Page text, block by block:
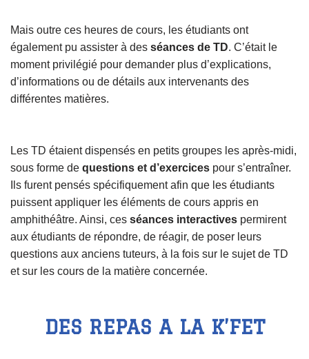
Mais outre ces heures de cours, les étudiants ont
également pu assister à des séances de TD. C’était le
moment privilégié pour demander plus d’explications,
d’informations ou de détails aux intervenants des
différentes matières.
Les TD étaient dispensés en petits groupes les après-midi,
sous forme de questions et d’exercices pour s’entraîner.
Ils furent pensés spécifiquement afin que les étudiants
puissent appliquer les éléments de cours appris en
amphithéâtre. Ainsi, ces séances interactives permirent
aux étudiants de répondre, de réagir, de poser leurs
questions aux anciens tuteurs, à la fois sur le sujet de TD
et sur les cours de la matière concernée.
DES REPAS A LA K’FET